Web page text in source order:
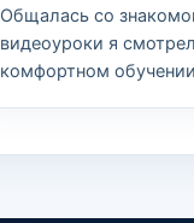
Общалась со
видеоуроки я
комфортном